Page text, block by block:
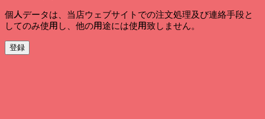
個人データは、当店ウェブサイトでの注文処理及び連絡手段と
してのみ使用し、他の用途には使用致しません。
登録